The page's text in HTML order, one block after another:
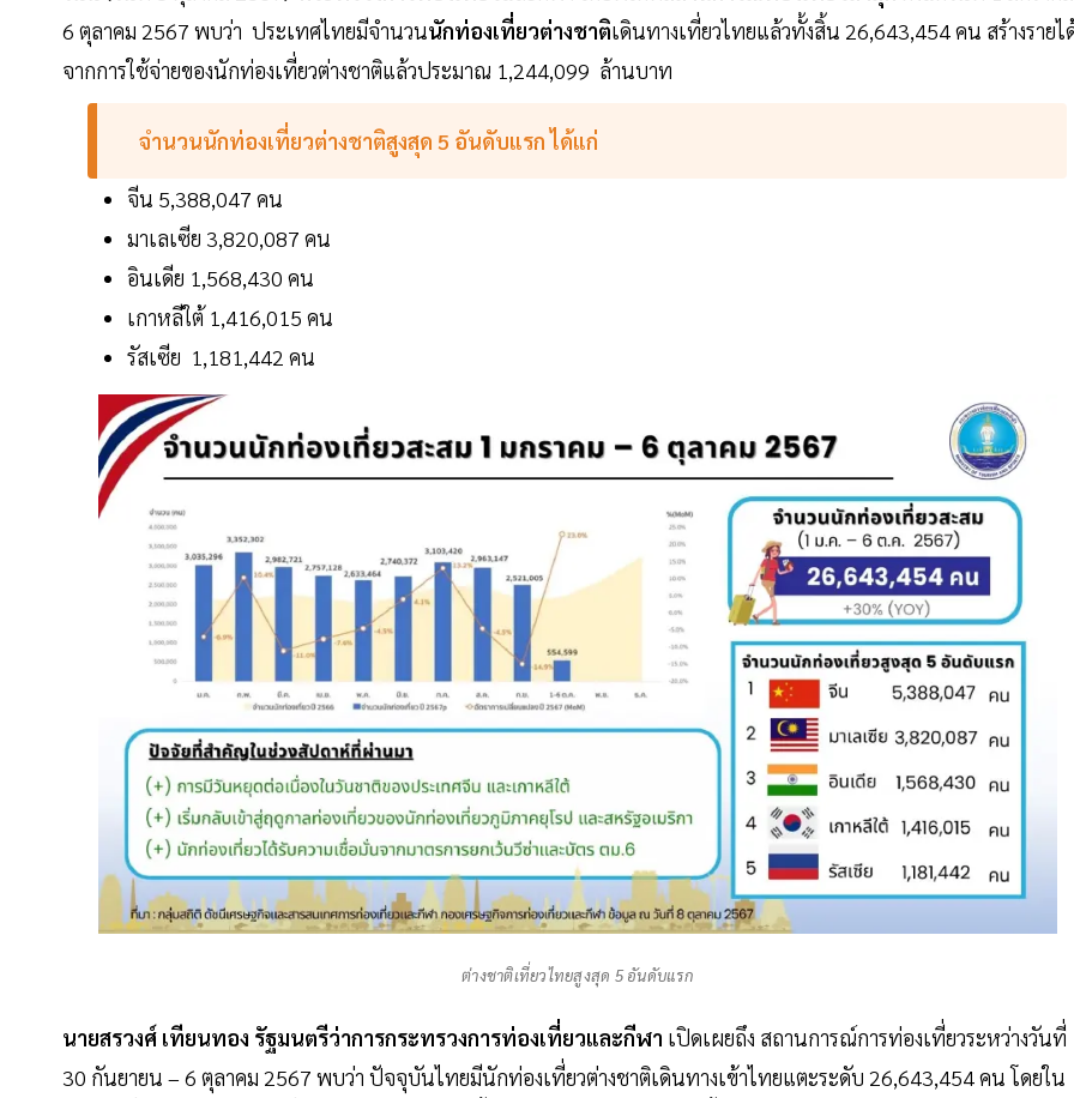
6 ตุลาคม 2567 พบว่า ประเทศไทยมีจำนวนนักท่องเที่ยวต่างชาติเดินทางเที่ยวไทยแล้วทั้งสิ้น 26,643,454 คน สร้างรายไ
จากการใช้จ่ายของนักท่องเที่ยวต่างชาติแล้วประมาณ 1,244,099 ล้านบาท
จำนวนนักท่องเที่ยวต่างชาติสูงสุด 5 อันดับแรก ได้แก่
จีน 5,388,047 คน
มาเลเซีย 3,820,087 คน
อินเดีย 1,568,430 คน
เกาหลีใต้ 1,416,015 คน
รัสเซีย 1,181,442 คน
ต่างชาติเที่ยวไทยสูงสุด 5 อันดับแรก
นายสรวงศ์ เทียนทอง รัฐมนตรีว่าการกระทรวงการท่องเที่ยวและกีฬา เปิดเผยถึง สถานการณ์การท่องเที่ยวระหว่างวันที่
30 กันยายน – 6 ตุลาคม 2567 พบว่า ปัจจุบันไทยมีนักท่องเที่ยวต่างชาติเดินทางเข้าไทยแตะระดับ 26,643,454 คน โดยใน